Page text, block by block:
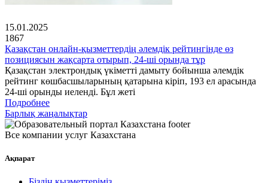
15.01.2025
1867
Қазақстан онлайн-қызметтердің әлемдік рейтингінде өз
позициясын жақсарта отырып, 24-ші орында тұр
Қазақстан электрондық үкіметті дамыту бойынша әлемдік
рейтинг көшбасшыларының қатарына кіріп, 193 ел арасында
24-ші орынды иеленді. Бұл жеті
Подробнее
Барлық жаңалықтар
Все компании услуг Казахстана
Ақпарат